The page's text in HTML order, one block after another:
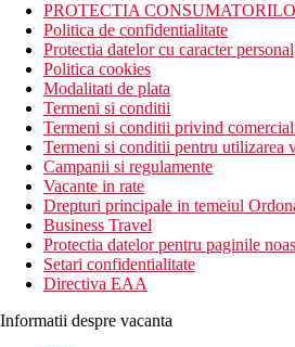
PROTECTIA
Politica de confidentialitate
Protectia datelor cu caracter personal
Politica cookies
Modalitati de plata
Termeni si conditii
Termeni si conditii privind
Termeni si conditii pentru utilizarea
Campanii si regulamente
Vacante in rate
Drepturi principale in temeiul
Business Travel
Protectia datelor pentru paginile
Setari confidentialitate
Directiva EAA
Informatii despre vacanta